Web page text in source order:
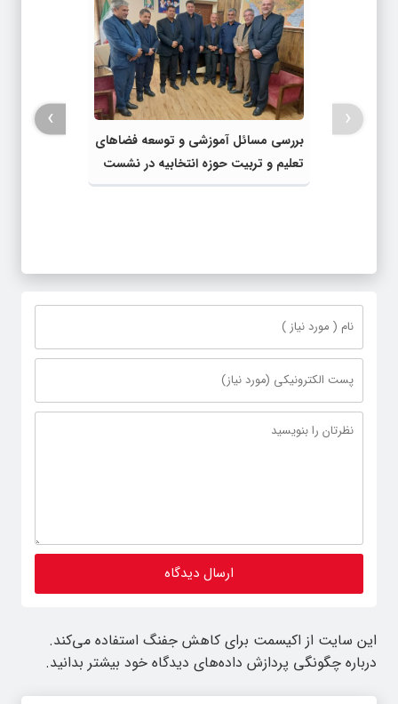
بررسی مسائل آموزشی و توسعه فضاهای
تعلیم و تربیت حوزه انتخابیه در نشست
مشترک عضو کمیسیون آموزش مجلس با
‹
›
این سایت از اکیسمت برای کاهش جفنگ استفاده می‌کند.
درباره چگونگی پردازش داده‌های دیدگاه خود بیشتر بدانید.